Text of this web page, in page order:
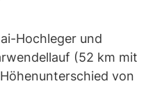
Hochleger und
(52 km mit
von